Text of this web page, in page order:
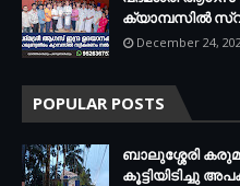
ക്യാമ്പസിൽ
December 24,
POPULAR POSTS
ബാലുശ്ശേരി
കൂട്ടിയിടിച്ചു